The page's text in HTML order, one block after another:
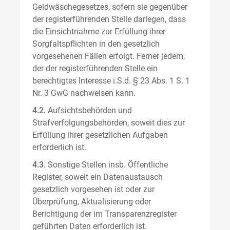
Geldwäschegesetzes, sofern sie gegenüber
der registerführenden Stelle darlegen, dass
die Einsichtnahme zur Erfüllung ihrer
Sorgfaltspflichten in den gesetzlich
vorgesehenen Fällen erfolgt. Ferner jedem,
der der registerführenden Stelle ein
berechtigtes Interesse i.S.d. § 23 Abs. 1 S. 1
Nr. 3 GwG nachweisen kann.
4.2. Aufsichtsbehörden und
Strafverfolgungsbehörden, soweit dies zur
Erfüllung ihrer gesetzlichen Aufgaben
erforderlich ist.
4.3. Sonstige Stellen insb. Öffentliche
Register, soweit ein Datenaustausch
gesetzlich vorgesehen ist oder zur
Überprüfung, Aktualisierung oder
Berichtigung der im Transparenzregister
geführten Daten erforderlich ist.